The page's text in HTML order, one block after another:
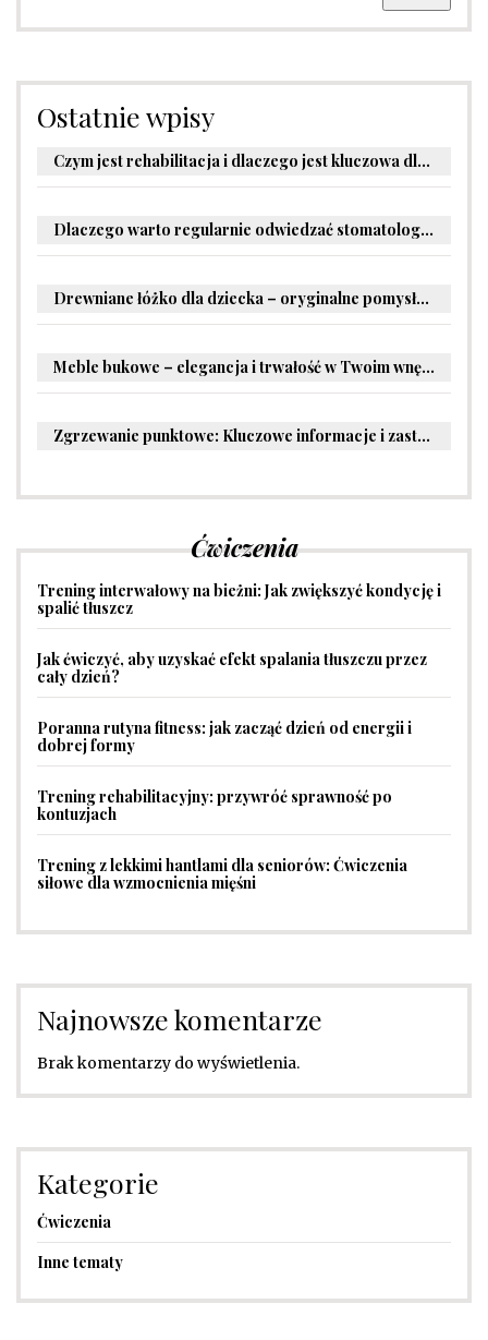
Ostatnie wpisy
Czym jest rehabilitacja i dlaczego jest kluczowa dla powrotu do zdrowia?
Dlaczego warto regularnie odwiedzać stomatologa?
Drewniane łóżko dla dziecka – oryginalne pomysły na aranżację pokoju malucha
Meble bukowe – elegancja i trwałość w Twoim wnętrzu
Zgrzewanie punktowe: Kluczowe informacje i zastosowania w przemyśle
Ćwiczenia
Trening interwałowy na bieżni: Jak zwiększyć kondycję i
spalić tłuszcz
Jak ćwiczyć, aby uzyskać efekt spalania tłuszczu przez
cały dzień?
Poranna rutyna fitness: jak zacząć dzień od energii i
dobrej formy
Trening rehabilitacyjny: przywróć sprawność po
kontuzjach
Trening z lekkimi hantlami dla seniorów: Ćwiczenia
siłowe dla wzmocnienia mięśni
Najnowsze komentarze
Brak komentarzy do wyświetlenia.
Kategorie
Ćwiczenia
Inne tematy